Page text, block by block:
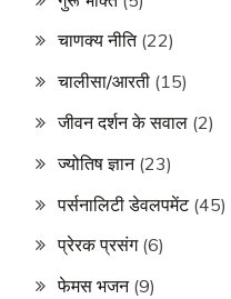
चाणक्य नीति(22)
चालीसा/आरती (15)
जीवन दर्शन के सवाल (2)
ज्योतिष ज्ञान(23)
पर्सनालिटी डेवलपमेंट(45)
प्रेरक प्रसंग(6)
फेमस भजन(9)